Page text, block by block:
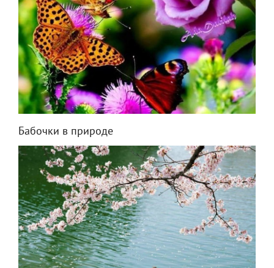
Бабочки в природе